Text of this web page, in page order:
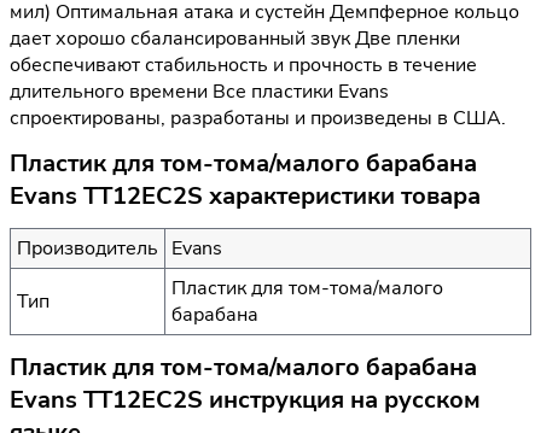
мил) Оптимальная атака и сустейн Демпферное кольцо
дает хорошо сбалансированный звук Две пленки
обеспечивают стабильность и прочность в течение
длительного времени Все пластики Evans
спроектированы, разработаны и произведены в США.
Пластик для том-тома/малого барабана
Evans TT12EC2S характеристики товара
Производитель Evans
Тип
Пластик для том-тома/малого
барабана
Пластик для том-тома/малого барабана
Evans TT12EC2S инструкция на русском